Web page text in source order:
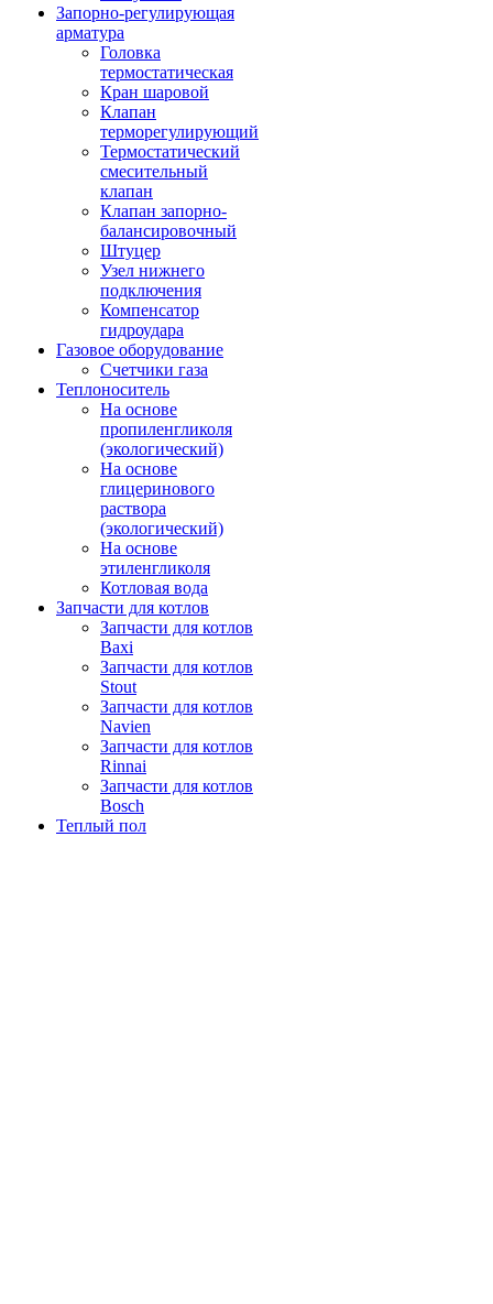
Запорно-регулирующая
арматура
Головка
термостатическая
Кран шаровой
Клапан
терморегулирующий
Термостатический
смесительный
клапан
Клапан запорно-
балансировочный
Штуцер
Узел нижнего
подключения
Компенсатор
гидроудара
Газовое оборудование
Счетчики газа
Теплоноситель
На основе
пропиленгликоля
(экологический)
На основе
глицеринового
раствора
(экологический)
На основе
этиленгликоля
Котловая вода
Запчасти для котлов
Запчасти для котлов
Baxi
Запчасти для котлов
Stout
Запчасти для котлов
Navien
Запчасти для котлов
Rinnai
Запчасти для котлов
Bosch
Теплый пол